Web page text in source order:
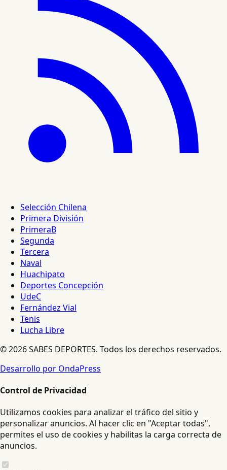
Selección Chilena
Primera División
PrimeraB
Segunda
Tercera
Naval
Huachipato
Deportes Concepción
UdeC
Fernández Vial
Tenis
Lucha Libre
© 2026 SABES DEPORTES. Todos los derechos reservados.
Desarrollo por OndaPress
Control de Privacidad
Utilizamos cookies para analizar el tráfico del sitio y
personalizar anuncios. Al hacer clic en "Aceptar todas",
permites el uso de cookies y habilitas la carga correcta de
anuncios.